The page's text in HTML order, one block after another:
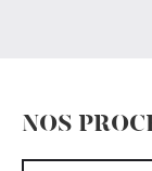
NOS